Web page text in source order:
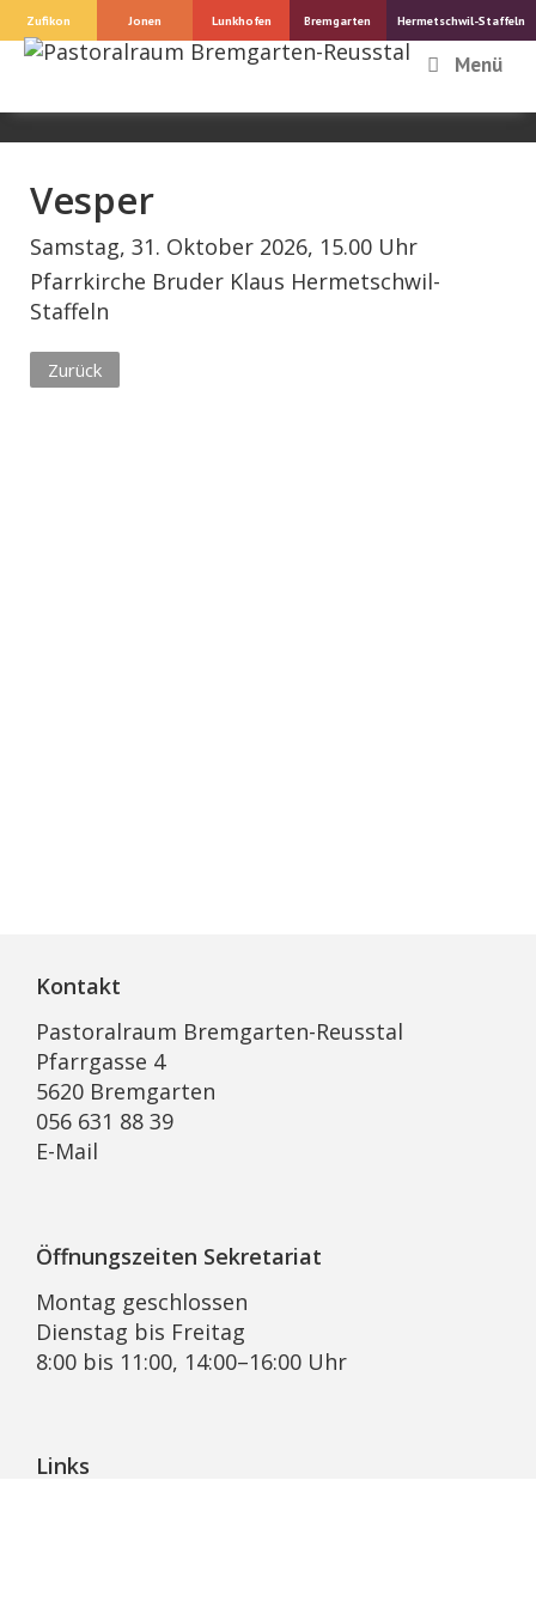
Springe
zum
Zufikon Jonen Lunkhofen Bremgarten Hermetschwil-Staffeln
Menü
Vesper
Samstag, 31. Oktober 2026, 15.00 Uhr
Pfarrkirche Bruder Klaus Hermetschwil-
Staffeln
Zurück
Kontakt
Pastoralraum Bremgarten-Reusstal
Pfarrgasse 4
5620 Bremgarten
056 631 88 39
E-Mail
Öffnungszeiten Sekretariat
Montag geschlossen
Dienstag bis Freitag
8:00 bis 11:00, 14:00–16:00 Uhr
Links